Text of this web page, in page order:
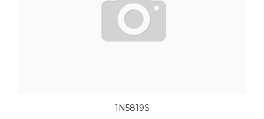
1N5819S